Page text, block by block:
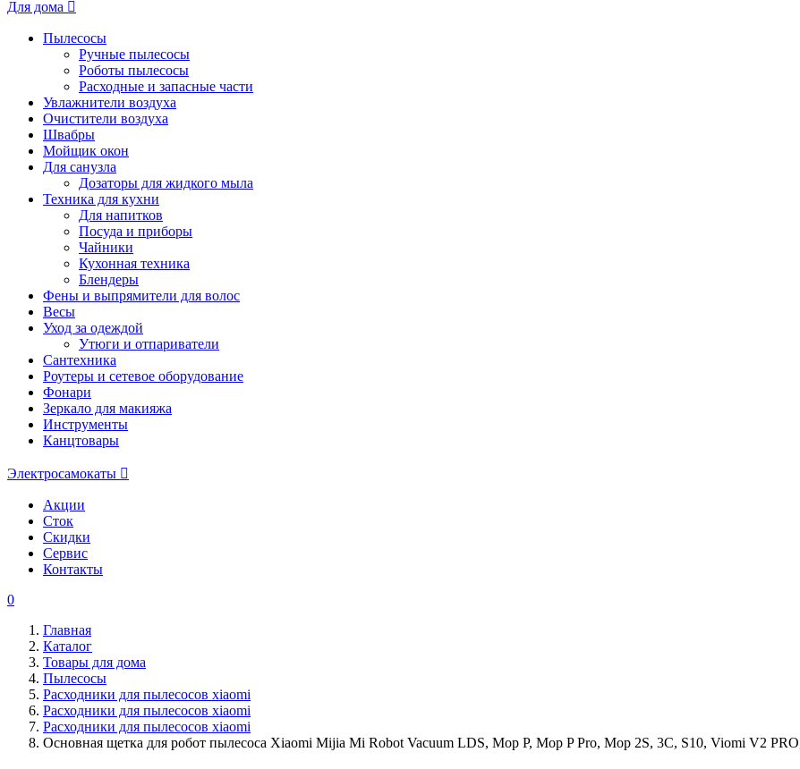
Для дома
Пылесосы
Ручные пылесосы
Роботы пылесосы
Расходные и запасные части
Увлажнители воздуха
Очистители воздуха
Швабры
Мойщик окон
Для санузла
Дозаторы для жидкого мыла
Техника для кухни
Для напитков
Посуда и приборы
Чайники
Кухонная техника
Блендеры
Фены и выпрямители для волос
Весы
Уход за одеждой
Утюги и отпариватели
Сантехника
Роутеры и сетевое оборудование
Фонари
Зеркало для макияжа
Инструменты
Канцтовары
Электросамокаты
Акции
Сток
Скидки
Сервис
Контакты
0
Главная
Каталог
Товары для дома
Пылесосы
Расходники для пылесосов xiaomi
Расходники для пылесосов xiaomi
Расходники для пылесосов xiaomi
Основная щетка для робот пылесоса Xiaomi Mijia Mi Robot Vacuum LDS, Mop P, Mop P Pro, Mop 2S, 3C, S10, Viomi V2